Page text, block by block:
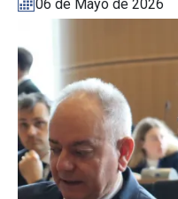
06 de Mayo de 2026